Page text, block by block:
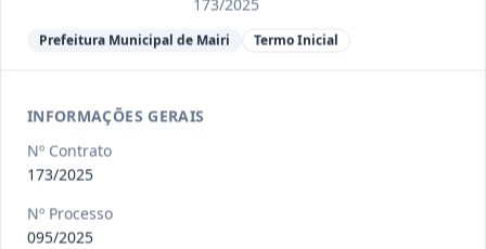
Inicial
contrato a contratação de emp
Situação
173/2025
Prefeitura Municipal de Mairi Termo Inicial
INFORMAÇÕES GERAIS
Nº Contrato
173/2025
Nº Processo
095/2025